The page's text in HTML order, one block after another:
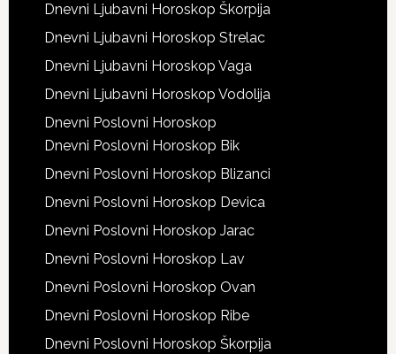
Dnevni Ljubavni Horoskop Škorpija
Dnevni Ljubavni Horoskop Strelac
Dnevni Ljubavni Horoskop Vaga
Dnevni Ljubavni Horoskop Vodolija
Dnevni Poslovni Horoskop
Dnevni Poslovni Horoskop Bik
Dnevni Poslovni Horoskop Blizanci
Dnevni Poslovni Horoskop Devica
Dnevni Poslovni Horoskop Jarac
Dnevni Poslovni Horoskop Lav
Dnevni Poslovni Horoskop Ovan
Dnevni Poslovni Horoskop Ribe
Dnevni Poslovni Horoskop Škorpija